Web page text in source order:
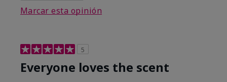
Marcar esta opinión
5
Everyone loves the scent